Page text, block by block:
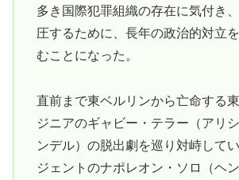
多き国際犯罪組織の存在に気付き
圧するために、長年の政治的対立
むことになった。
直前まで東ベルリンから亡命する
ジニアのギャビー・テラー（アリ
ンデル）の脱出劇を巡り対峙して
ジェントのナポレオン・ソロ（ヘ